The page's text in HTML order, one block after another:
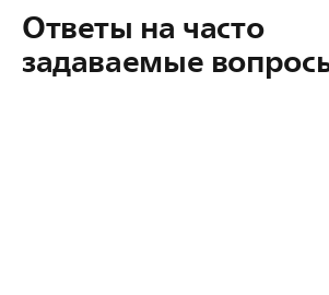
Ответы на часто
задаваемые